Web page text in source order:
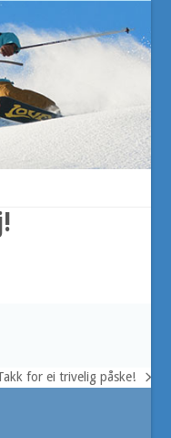
for ei trivelig påske!